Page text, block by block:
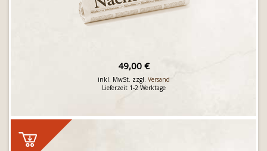
49,00 €
inkl. MwSt. zzgl. Versand
Lieferzeit 1-2 Werktage